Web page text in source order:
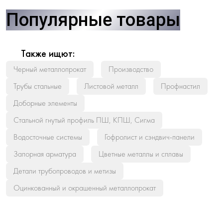
Популярные товары
Также ищют:
Черный металлопрокат
Производство
Трубы стальные
Листовой металл
Профнастил
Доборные элементы
Стальной гнутый профиль ПШ, КПШ, Сигма
Водосточные системы
Гофролист и сэндвич-панели
Запорная арматура
Цветные металлы и сплавы
Детали трубопроводов и метизы
Оцинкованный и окрашенный металлопрокат